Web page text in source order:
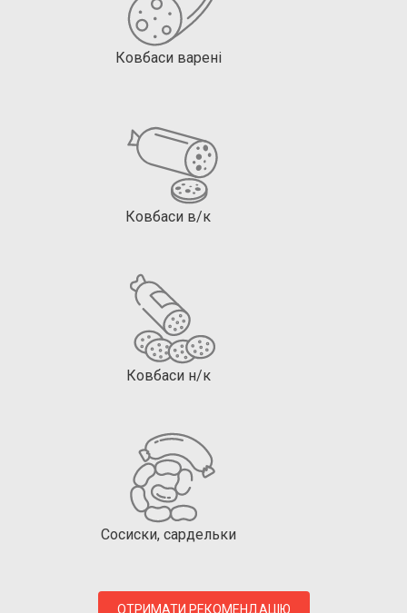
Ковбаси варені
Ковбаси в/к
Ковбаси н/к
Сосиски, сардельки
ОТРИМАТИ РЕКОМЕНДАЦІЮ